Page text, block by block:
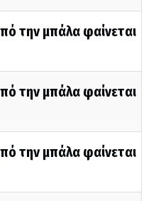
την μπάλα φαίνεται
την μπάλα φαίνεται
την μπάλα φαίνεται